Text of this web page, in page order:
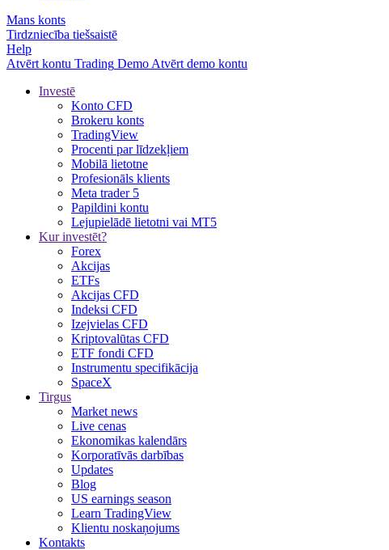
Mans konts
Tirdzniecība tiešsaistē
Help
Atvērt kontu Trading Demo Atvērt demo kontu
Investē
Konto CFD
Brokeru konts
TradingView
Procenti par līdzekļiem
Mobilā lietotne
Profesionāls klients
Meta trader 5
Papildini kontu
Lejupielādē lietotni vai MT5
Kur investēt?
Forex
Akcijas
ETFs
Akcijas CFD
Indeksi CFD
Izejvielas CFD
Kriptovalūtas CFD
ETF fondi CFD
Instrumentu specifikācija
SpaceX
Tirgus
Market news
Live cenas
Ekonomikas kalendārs
Korporatīvās darbības
Updates
Blog
US earnings season
Learn TradingView
Klientu noskaņojums
Kontakts